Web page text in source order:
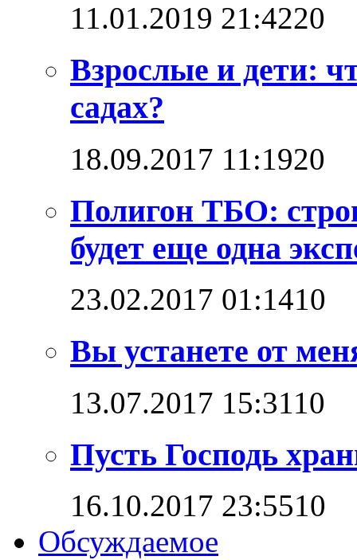
11.01.2019 21:4220
Взрослые и дети:
садах?
18.09.2017 11:1920
Полигон ТБО:
будет еще одна
23.02.2017 01:1410
Вы устанете от
13.07.2017 15:3110
Пусть Господь
16.10.2017 23:5510
Обсуждаемое